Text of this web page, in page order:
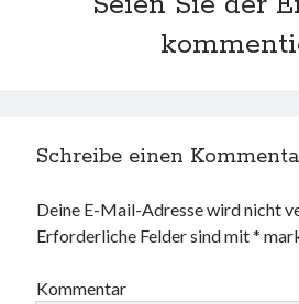
Schreibe einen
Deine E-Mail-Adresse wird nicht
Erforderliche Felder sind mit*
Kommentar